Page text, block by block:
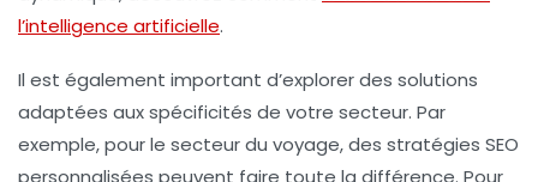
l’intelligence artificielle.
Il est également important d’explorer des solutions
adaptées aux spécificités de votre secteur. Par
exemple, pour le secteur du voyage, des stratégies SEO
personnalisées peuvent faire toute la différence. Pour